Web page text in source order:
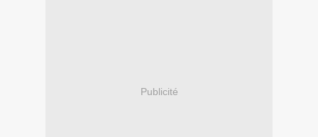
Publicité